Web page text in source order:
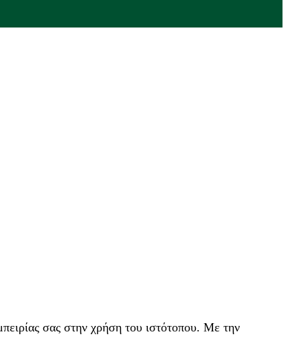
σας στην χρήση του ιστότοπου. Με την